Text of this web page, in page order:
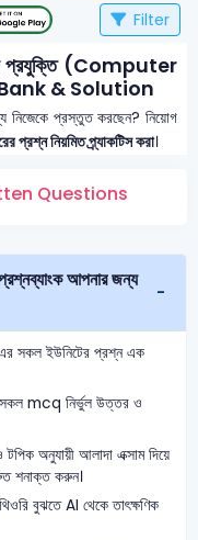
Filter
প্রযুক্তি (Computer
& Solution
নিজেকে প্রস্তুত করছেন? নিয়োগ
প্রশ্ন নিয়মিত প্র্যাকটিস করা।
Questions
আপনার জন্য
ইউনিটের প্রশ্ন এক
সকল mcq নির্ভুল উত্তর ও
অনুযায়ী আলাদা এক্সাম দিয়ে
শনাক্ত করুন।
বুঝতে AI থেকে তাৎক্ষণিক